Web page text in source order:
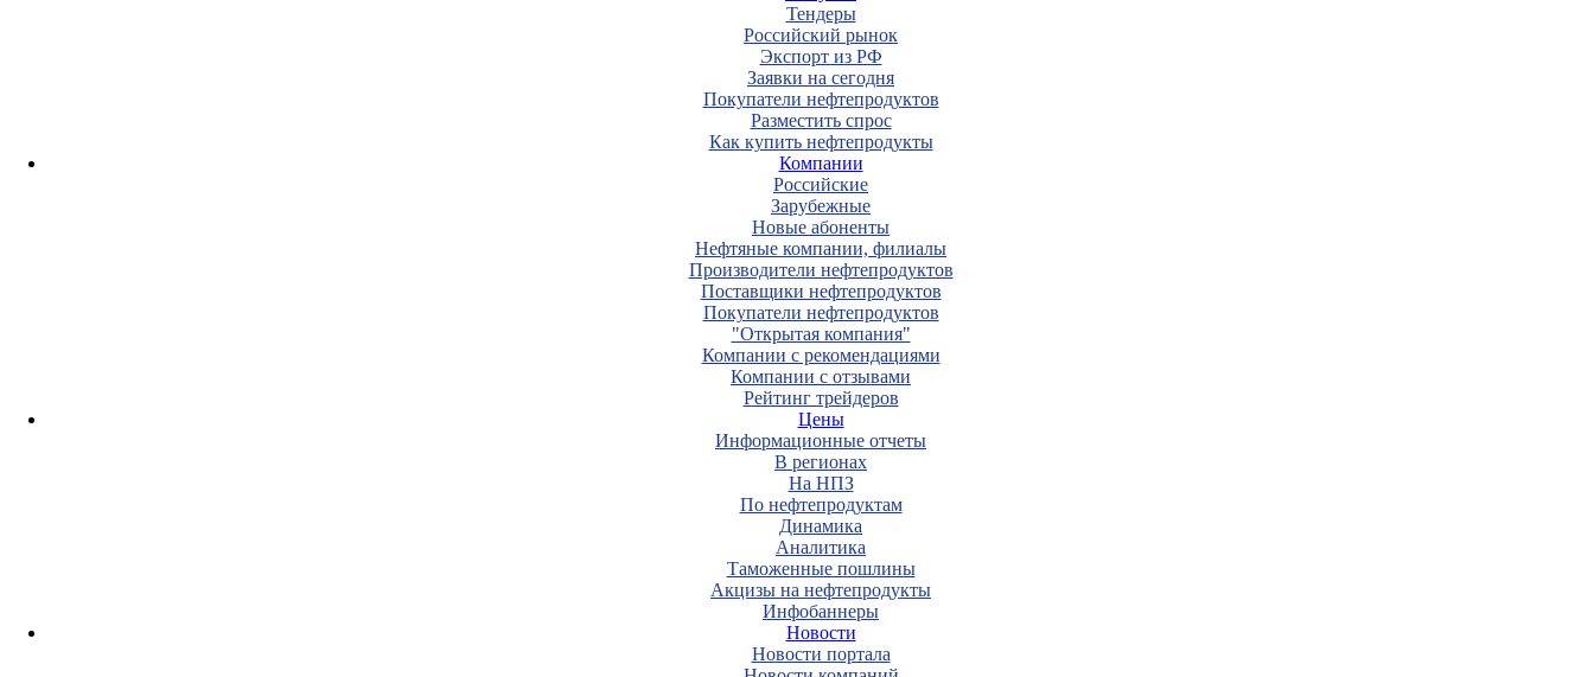
Тендеры
Российский рынок
Экспорт из РФ
Заявки на сегодня
Покупатели нефтепродуктов
Разместить спрос
Как купить нефтепродукты
Компании
Российские
Зарубежные
Новые абоненты
Нефтяные компании, филиалы
Производители нефтепродуктов
Поставщики нефтепродуктов
Покупатели нефтепродуктов
"Открытая компания"
Компании с рекомендациями
Компании с отзывами
Рейтинг трейдеров
Цены
Информационные отчеты
В регионах
На НПЗ
По нефтепродуктам
Динамика
Аналитика
Таможенные пошлины
Акцизы на нефтепродукты
Инфобаннеры
Новости
Новости портала